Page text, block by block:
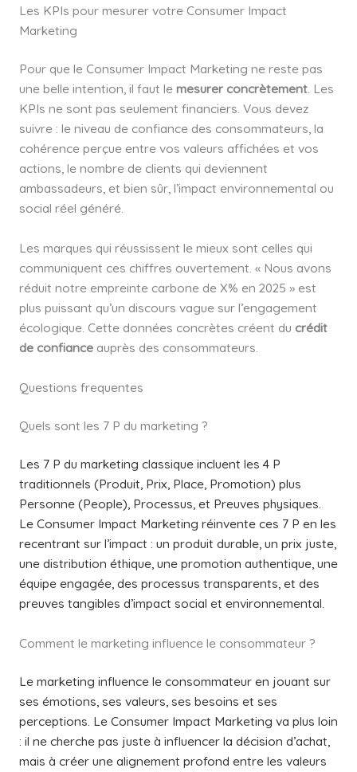
Les KPIs pour mesurer votre Consumer Impact
Marketing
Pour que le Consumer Impact Marketing ne reste pas
une belle intention, il faut le mesurer concrètement. Les
KPIs ne sont pas seulement financiers. Vous devez
suivre : le niveau de confiance des consommateurs, la
cohérence perçue entre vos valeurs affichées et vos
actions, le nombre de clients qui deviennent
ambassadeurs, et bien sûr, l’impact environnemental ou
social réel généré.
Les marques qui réussissent le mieux sont celles qui
communiquent ces chiffres ouvertement. « Nous avons
réduit notre empreinte carbone de X% en 2025 » est
plus puissant qu’un discours vague sur l’engagement
écologique. Cette données concrètes créent du crédit
de confianceauprès des consommateurs.
Questions frequentes
Quels sont les 7 P du marketing ?
Les 7 P du marketing classique incluent les 4 P
traditionnels (Produit, Prix, Place, Promotion) plus
Personne (People), Processus, et Preuves physiques.
Le Consumer Impact Marketing réinvente ces 7 P en les
recentrant sur l’impact : un produit durable, un prix juste,
une distribution éthique, une promotion authentique, une
équipe engagée, des processus transparents, et des
preuves tangibles d’impact social et environnemental.
Comment le marketing influence le consommateur ?
Le marketing influence le consommateur en jouant sur
ses émotions, ses valeurs, ses besoins et ses
perceptions. Le Consumer Impact Marketing va plus loin
: il ne cherche pas juste à influencer la décision d’achat,
mais à créer une alignement profond entre les valeurs